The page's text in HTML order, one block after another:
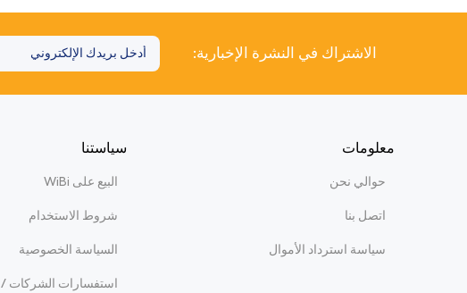
الاشتراك في النشرة الإخبارية:
معلومات
حوالي نحن
اتصل بنا
سياسة استرداد الأموال
سياستنا
البيع على WiBi
شروط الاستخدام
السياسة الخصوصية
استفسارات الشركات / B2B